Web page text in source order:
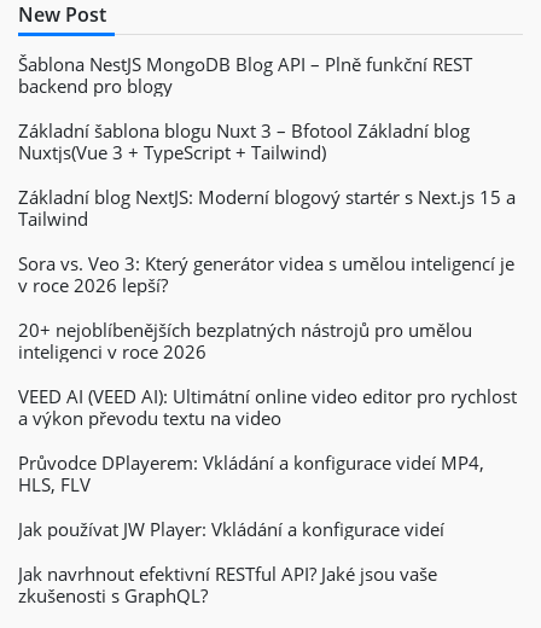
New Post
Šablona NestJS MongoDB Blog API – Plně funkční REST
backend pro blogy
Základní šablona blogu Nuxt 3 – Bfotool Základní blog
Nuxtjs(Vue 3 + TypeScript + Tailwind)
Základní blog NextJS: Moderní blogový startér s Next.js 15 a
Tailwind
Sora vs. Veo 3: Který generátor videa s umělou inteligencí je
v roce 2026 lepší?
20+ nejoblíbenějších bezplatných nástrojů pro umělou
inteligenci v roce 2026
VEED AI (VEED AI): Ultimátní online video editor pro rychlost
a výkon převodu textu na video
Průvodce DPlayerem: Vkládání a konfigurace videí MP4,
HLS, FLV
Jak používat JW Player: Vkládání a konfigurace videí
Jak navrhnout efektivní RESTful API? Jaké jsou vaše
zkušenosti s GraphQL?